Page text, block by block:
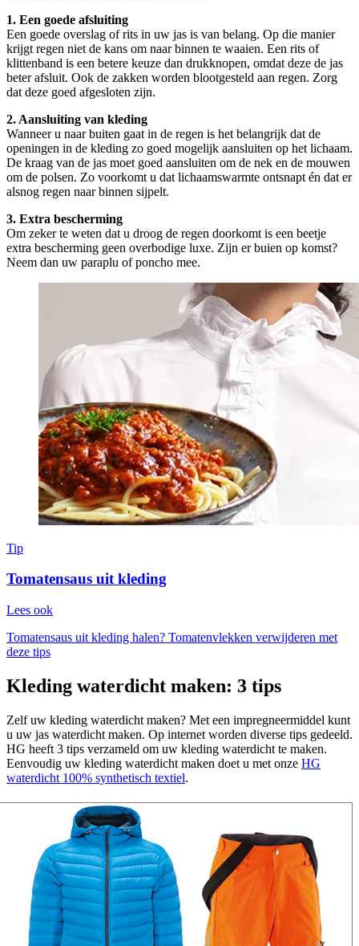
1. Een goede afsluiting
Een goede overslag of rits in uw jas is van belang. Op die manier
krijgt regen niet de kans om naar binnen te waaien. Een rits of
klittenband is een betere keuze dan drukknopen, omdat deze de jas
beter afsluit. Ook de zakken worden blootgesteld aan regen. Zorg
dat deze goed afgesloten zijn.
2. Aansluiting van kleding
Wanneer u naar buiten gaat in de regen is het belangrijk dat de
openingen in de kleding zo goed mogelijk aansluiten op het lichaam.
De kraag van de jas moet goed aansluiten om de nek en de mouwen
om de polsen. Zo voorkomt u dat lichaamswarmte ontsnapt én dat er
alsnog regen naar binnen sijpelt.
3. Extra bescherming
Om zeker te weten dat u droog de regen doorkomt is een beetje
extra bescherming geen overbodige luxe. Zijn er buien op komst?
Neem dan uw paraplu of poncho mee.
Tip
Tomatensaus uit kleding
Lees ook
Tomatensaus uit kleding halen? Tomatenvlekken verwijderen met
deze tips
Kleding waterdicht maken: 3 tips
Zelf uw kleding waterdicht maken? Met een impregneermiddel kunt
u uw jas waterdicht maken. Op internet worden diverse tips gedeeld.
HG heeft 3 tips verzameld om uw kleding waterdicht te maken.
Eenvoudig uw kleding waterdicht maken doet u met onze HG
waterdicht 100% synthetisch textiel.